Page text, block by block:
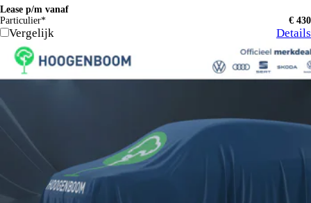
Lease p/m vanaf
Particulier*
€ 430
Vergelijk Details